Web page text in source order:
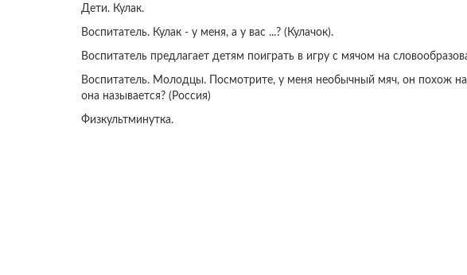
Дети. Кулак.
Воспитатель. Кулак - у меня, а у вас ...? (Кулачок).
Воспитатель предлагает детям поиграть в игру с мячом на
Воспитатель. Молодцы. Посмотрите, у меня необычный мяч, он похож
она называется? (Россия)
Физкультминутка.